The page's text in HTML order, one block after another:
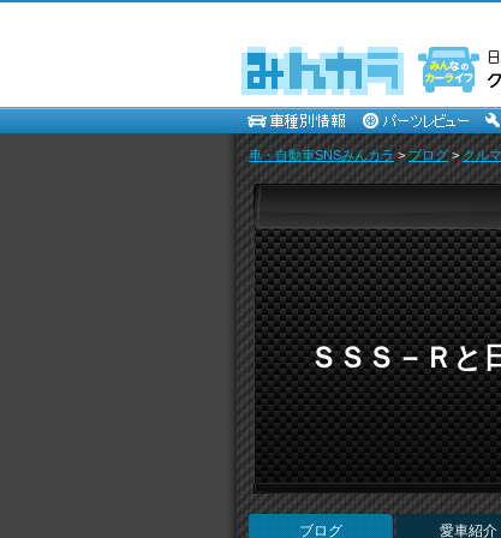
車・自動車SNSみんカラ>ブログ>クルマ
ＳＳＳ－Ｒと
ブログ 愛車紹介